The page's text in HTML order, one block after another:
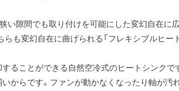
い隙間でも取り付けを可能にした変幻自在に
らも変幻自在に曲げられる「フレキシブルヒー
ることができる自然空冷式のヒートシンクで
からです。ファンが動かなくなったり軸が汚